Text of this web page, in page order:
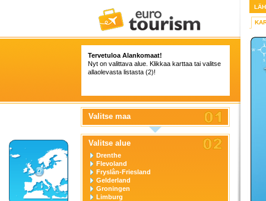
Tervetuloa Alankomaat!
Nyt on valittava alue. Klikkaa karttaa tai valitse
allaolevasta listasta (2)!
Valitse maa
Valitse alue
Drenthe
Flevoland
Fryslân-Friesland
Gelderland
Groningen
Limburg